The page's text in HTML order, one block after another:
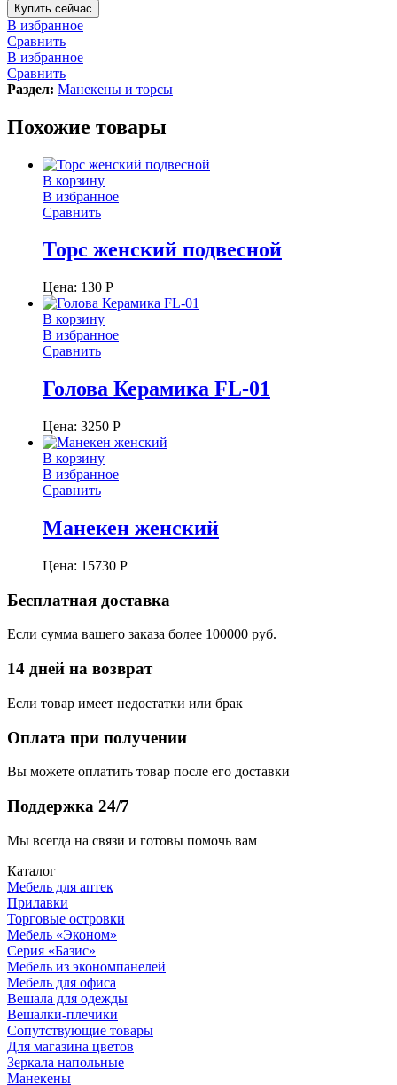
Купить сейчас
В избранное
Сравнить
В избранное
Сравнить
Раздел: Манекены и торсы
Похожие товары
В корзину
В избранное
Сравнить
Торс женский подвесной
Цена: 130 Р
В корзину
В избранное
Сравнить
Голова Керамика FL-01
Цена: 3250 Р
В корзину
В избранное
Сравнить
Манекен женский
Цена: 15730 Р
Бесплатная доставка
Если сумма вашего заказа более 100000 руб.
14 дней на возврат
Если товар имеет недостатки или брак
Оплата при получении
Вы можете оплатить товар после его доставки
Поддержка 24/7
Мы всегда на связи и готовы помочь вам
Каталог
Мебель для аптек
Прилавки
Торговые островки
Мебель «Эконом»
Серия «Базис»
Мебель из экономпанелей
Мебель для офиса
Вешала для одежды
Вешалки-плечики
Сопутствующие товары
Для магазина цветов
Зеркала напольные
Манекены